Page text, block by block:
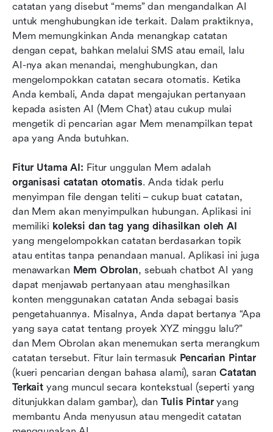
catatan yang disebut “mems” dan mengandalkan AI
untuk menghubungkan ide terkait. Dalam praktiknya,
Mem memungkinkan Anda menangkap catatan
dengan cepat, bahkan melalui SMS atau email, lalu
AI-nya akan menandai, menghubungkan, dan
mengelompokkan catatan secara otomatis. Ketika
Anda kembali, Anda dapat mengajukan pertanyaan
kepada asisten AI (Mem Chat) atau cukup mulai
mengetik di pencarian agar Mem menampilkan tepat
apa yang Anda butuhkan.
Fitur Utama AI:
organisasi catatan otomatis. Anda tidak perlu
menyimpan file dengan teliti – cukup buat catatan,
dan Mem akan menyimpulkan hubungan. Aplikasi ini
memiliki koleksi dan tag yang dihasilkan oleh AI
yang mengelompokkan catatan berdasarkan topik
atau entitas tanpa penandaan manual. Aplikasi ini juga
menawarkan Mem Obrolan, sebuah chatbot AI yang
dapat menjawab pertanyaan atau menghasilkan
konten menggunakan catatan Anda sebagai basis
pengetahuannya. Misalnya, Anda dapat bertanya “Apa
yang saya catat tentang proyek XYZ minggu lalu?”
dan Mem Obrolan akan menemukan serta merangkum
catatan tersebut. Fitur lain termasuk Pencarian Pintar
(kueri pencarian dengan bahasa alami), saran Catatan
Terkait yang muncul secara kontekstual (seperti yang
ditunjukkan dalam gambar), dan Tulis Pintar yang
membantu Anda menyusun atau mengedit catatan